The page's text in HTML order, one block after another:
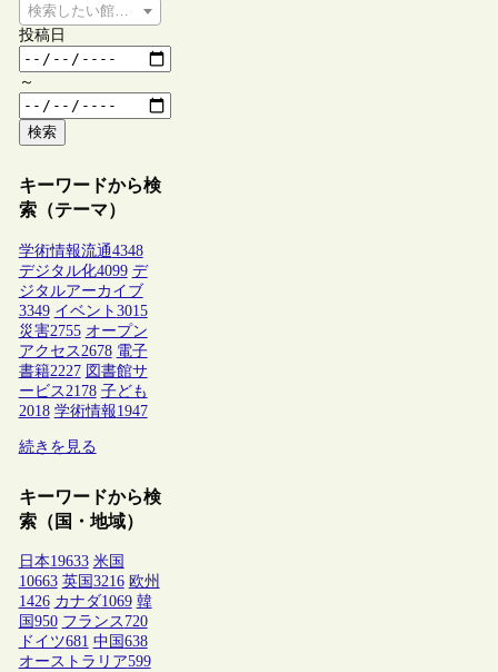
検索したい館種を選択してください
投稿日
～
検索
キーワードから検
索（テーマ）
学術情報流通4348
デジタル化4099 デ
ジタルアーカイブ
3349 イベント 3015
災害2755 オープン
アクセス 2678 電子
書籍2227 図書館サ
ービス 2178 子ども
2018 学術情報1947
続きを見る
キーワードから検
索（国・地域）
日本19633 米国
10663 英国 3216 欧州
1426 カナダ1069 韓
国 950 フランス 720
ドイツ681 中国 638
オーストラリア599